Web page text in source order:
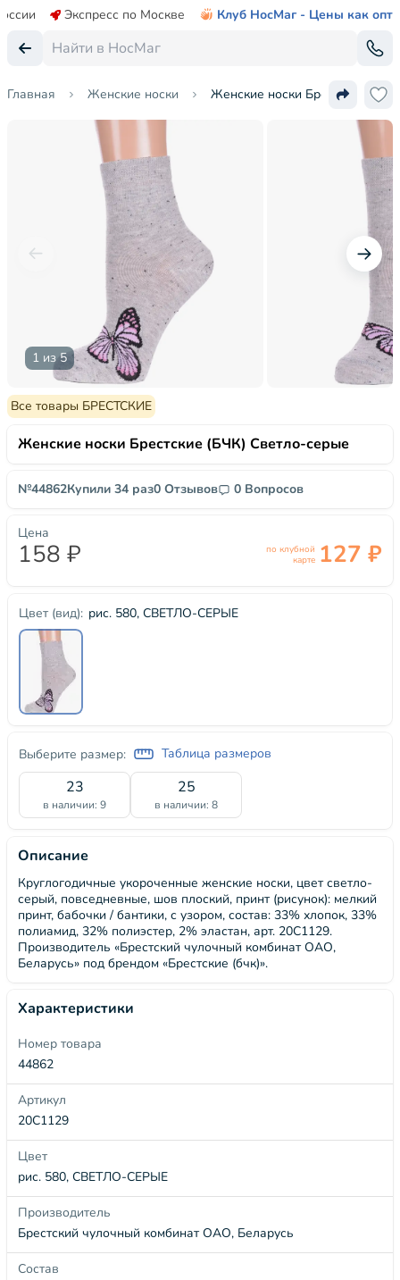
Экспресс по Москве Клуб НосМаг - Цены как опт
Главная Женские носки Женские носки Брестские (БЧК)
1 из 5
Все товары БРЕСТСКИЕ
Женские носки Брестские (БЧК) Светло-серые
№44862Купили 34 раз0 Отзывов 0 Вопросов
Цвет (вид): рис. 580, СВЕТЛО-СЕРЫЕ
Выберите размер: Таблица размеров
23
в наличии: 9
25
в наличии: 8
Цена
158 ₽
по клубной
карте 127 ₽
Описание
Круглогодичные укороченные женские носки, цвет светло-
серый, повседневные, шов плоский, принт (рисунок): мелкий
принт, бабочки / бантики, с узором, состав: 33% хлопок, 33%
полиамид, 32% полиэстер, 2% эластан, арт. 20С1129.
Производитель «Брестский чулочный комбинат ОАО,
Беларусь» под брендом «Брестские (бчк)».
Характеристики
Номер товара
44862
Артикул
20С1129
Цвет
рис. 580, СВЕТЛО-СЕРЫЕ
Производитель
Брестский чулочный комбинат ОАО, Беларусь
Состав